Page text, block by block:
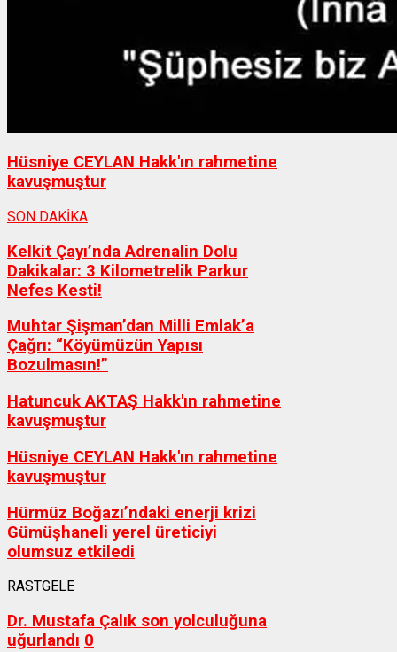
Hüsniye CEYLAN Hakk'ın rahmetine
kavuşmuştur
SON DAKİKA
Kelkit Çayı’nda Adrenalin Dolu
Dakikalar: 3 Kilometrelik Parkur
Nefes Kesti!
Muhtar Şişman’dan Milli Emlak’a
Çağrı: “Köyümüzün Yapısı
Bozulmasın!”
Hatuncuk AKTAŞ Hakk'ın rahmetine
kavuşmuştur
Hüsniye CEYLAN Hakk'ın rahmetine
kavuşmuştur
Hürmüz Boğazı’ndaki enerji krizi
Gümüşhaneli yerel üreticiyi
olumsuz etkiledi
RASTGELE
Dr. Mustafa Çalık son yolculuğuna
uğurlandı 0